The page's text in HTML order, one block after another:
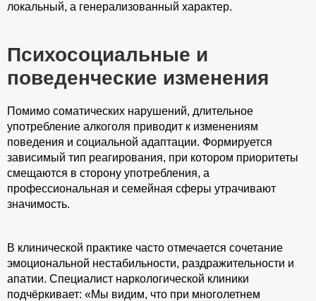
локальный, а генерализованный характер.
Психосоциальные и
поведенческие изменения
Помимо соматических нарушений, длительное
употребление алкоголя приводит к изменениям
поведения и социальной адаптации. Формируется
зависимый тип реагирования, при котором приоритеты
смещаются в сторону употребления, а
профессиональная и семейная сферы утрачивают
значимость.
В клинической практике часто отмечается сочетание
эмоциональной нестабильности, раздражительности и
апатии. Специалист наркологической клиники
подчёркивает: «Мы видим, что при многолетнем